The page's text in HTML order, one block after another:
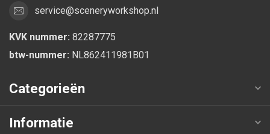
service@sceneryworkshop.nl
KVK nummer: 82287775
btw-nummer: NL862411981B01
Categorieën
Informatie